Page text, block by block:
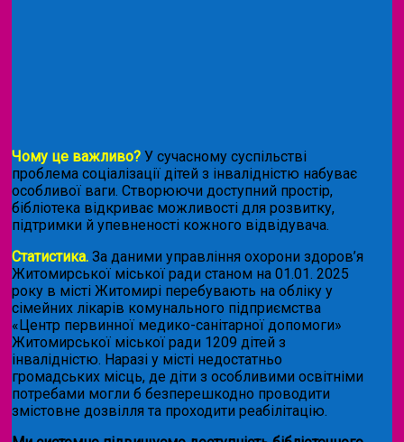
Чому це важливо? У сучасному суспільстві
проблема соціалізації дітей з інвалідністю набуває
особливої ваги. Створюючи доступний простір,
бібліотека відкриває можливості для розвитку,
підтримки й упевненості кожного відвідувача.
Статистика. За даними управління охорони здоров’я
Житомирської міської ради станом на 01.01. 2025
року в місті Житомирі перебувають на обліку у
сімейних лікарів комунального підприємства
«Центр первинної медико-санітарної допомоги»
Житомирської міської ради 1209 дітей з
інвалідністю. Наразі у місті недостатньо
громадських місць, де діти з особливими освітніми
потребами могли б безперешкодно проводити
змістовне дозвілля та проходити реабілітацію.